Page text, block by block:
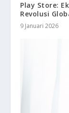
Play Store:
Revolusi
9 Januari 2026